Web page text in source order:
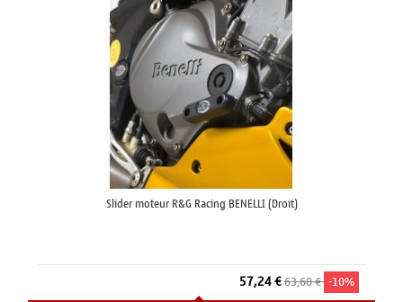
Slider moteur R&G Racing BENELLI (Droit)
57,24 €63,60 € -10%